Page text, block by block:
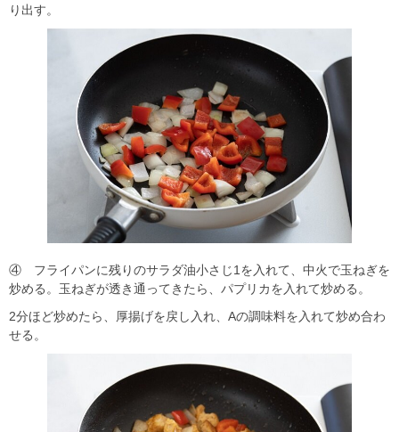
り出す。
④ フライパンに残りのサラダ油小さじ1を入れて、中火で玉ねぎを
炒める。玉ねぎが透き通ってきたら、パプリカを入れて炒める。
2分ほど炒めたら、厚揚げを戻し入れ、Aの調味料を入れて炒め合わ
せる。